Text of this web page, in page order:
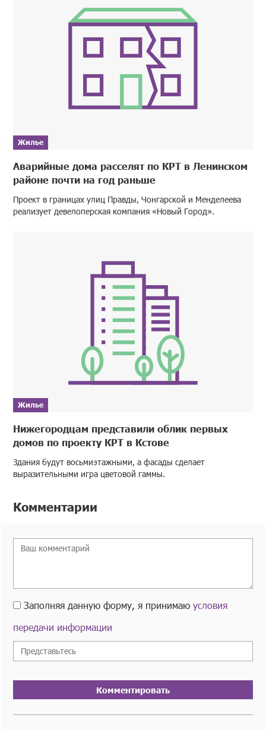
Жилье
Аварийные дома расселят по КРТ в Ленинском
районе почти на год раньше
Проект в границах улиц Правды, Чонгарской и Менделеева
реализует девелоперская компания «Новый Город».
Жилье
Нижегородцам представили облик первых
домов по проекту КРТ в Кстове
Здания будут восьмиэтажными, а фасады сделает
выразительными игра цветовой гаммы.
Комментарии
Заполняя данную форму, я принимаюусловия
передачи информации
Комментировать